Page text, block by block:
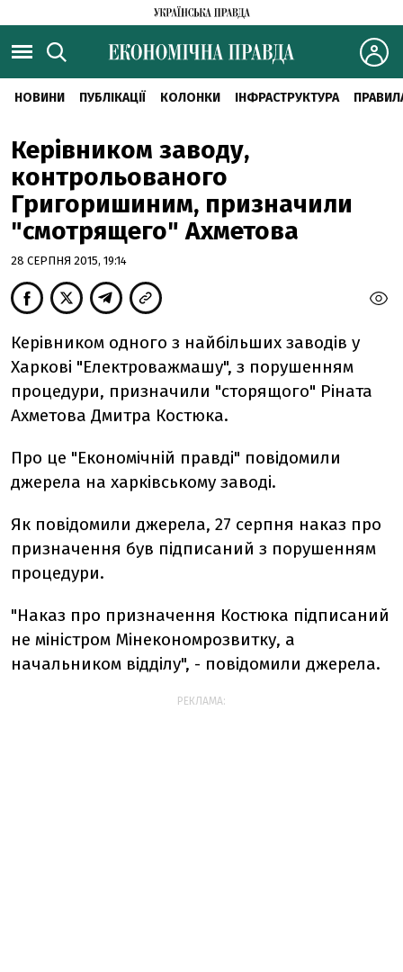
НОВИНИ ПУБЛІКАЦІЇ КОЛОНКИ ІНФРАСТРУКТУРА
Керівником заводу,
контрольованого
Григоришиним, призначили
"смотрящего" Ахметова
28 СЕРПНЯ 2015, 19:14
Керівником одного з найбільших заводів у
Харкові "Електроважмашу", з порушенням
процедури, призначили "сторящого" Ріната
Ахметова Дмитра Костюка.
Про це "Економічній правді" повідомили
джерела на харківському заводі.
Як повідомили джерела, 27 серпня наказ про
призначення був підписаний з порушенням
процедури.
"Наказ про призначення Костюка підписаний
не міністром Мінекономрозвитку, а
начальником відділу", - повідомили джерела.
РЕКЛАМА: